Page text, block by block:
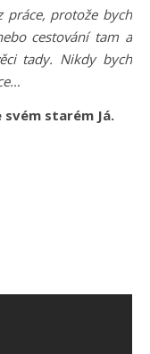
práce, protože bych
cestování tam a
tady. Nikdy bych
starém Já.